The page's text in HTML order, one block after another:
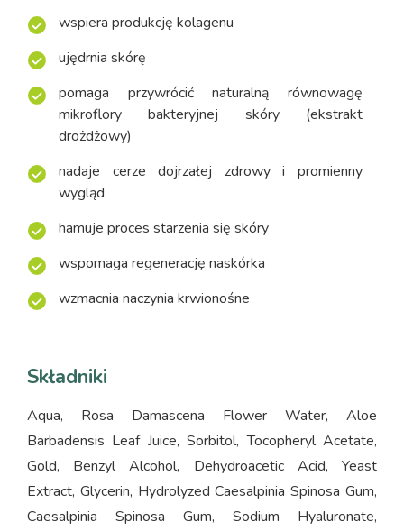
wspiera produkcję kolagenu
ujędrnia skórę
pomaga przywrócić naturalną równowagę
mikroflory bakteryjnej skóry (ekstrakt
drożdżowy)
nadaje cerze dojrzałej zdrowy i promienny
wygląd
hamuje proces starzenia się skóry
wspomaga regenerację naskórka
wzmacnia naczynia krwionośne
Składniki
Aqua, Rosa Damascena Flower Water, Aloe
Barbadensis Leaf Juice, Sorbitol, Tocopheryl Acetate,
Gold, Benzyl Alcohol, Dehydroacetic Acid, Yeast
Extract, Glycerin, Hydrolyzed Caesalpinia Spinosa Gum,
Caesalpinia Spinosa Gum, Sodium Hyaluronate,